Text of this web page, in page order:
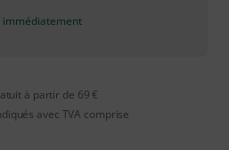
immédiatement
à partir de 69 €
avec TVA comprise